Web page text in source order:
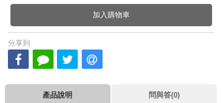
加入購物車
分享到
產品說明 問與答(0)